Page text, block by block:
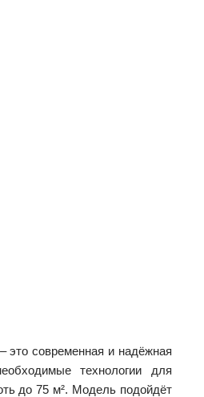
это современная и надёжная
технологии для
до 75 м². Модель подойдёт